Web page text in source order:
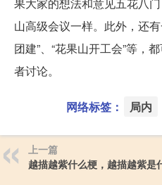
果大家的想法和意见五花八
山高级会议一样。此外，还
团建”、“花果山开工会”等，
者讨论。
网络标签： 局内
上一篇
越描越紫什么梗，越描越紫是